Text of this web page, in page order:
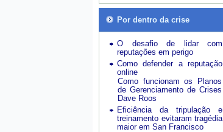
Por dentro da crise
O desafio de lidar com
reputações em perigo
Como defender a reputação
online
Como funcionam os Planos
de Gerenciamento de Crises
Dave Roos
Eficiência da tripulação e
treinamento evitaram tragédia
maior em San Francisco